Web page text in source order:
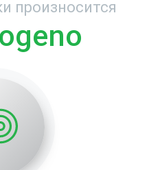
произносится